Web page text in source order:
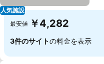
人気施設
最安値 ￥4,282
3件のサイトの料金を表示